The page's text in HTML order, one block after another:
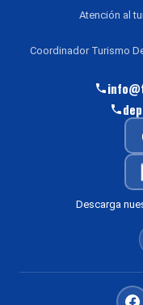
Atención al
Coordinador Turismo
Descarga